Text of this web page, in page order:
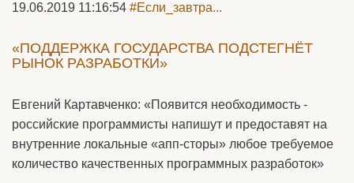
19.06.2019 11:16:54 #Если_завтра...
«ПОДДЕРЖКА ГОСУДАРСТВА ПОДСТЕГНЁТ
РЫНОК РАЗРАБОТКИ»
Евгений Картавченко: «Появится необходимость -
российские программисты напишут и предоставят на
внутренние локальные «апп-сторы» любое требуемое
количество качественных программных разработок»